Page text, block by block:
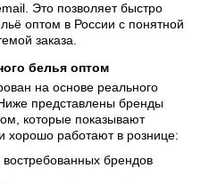
Это позволяет быстро
оптом в России с понятной
заказа.
белья оптом
на основе реального
представлены бренды
которые показывают
хорошо работают в рознице:
брендов